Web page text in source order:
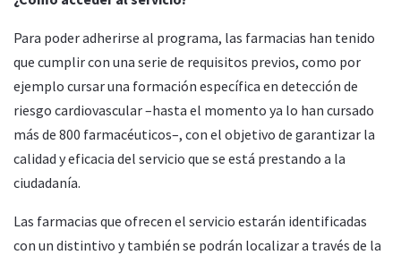
Para poder adherirse al programa, las farmacias han tenido
que cumplir con una serie de requisitos previos, como por
ejemplo cursar una formación específica en detección de
riesgo cardiovascular –hasta el momento ya lo han cursado
más de 800 farmacéuticos–, con el objetivo de garantizar la
calidad y eficacia del servicio que se está prestando a la
ciudadanía.
Las farmacias que ofrecen el servicio estarán identificadas
con un distintivo y también se podrán localizar a través de la